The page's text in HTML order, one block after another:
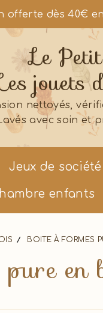
offerte dès 40€
Le
jouets
nettoyés,
avec soin et
Jeux de société
enfants
BOITE À FORMES
en